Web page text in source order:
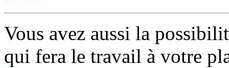
Vous avez aussi la
qui fera le travail à votre